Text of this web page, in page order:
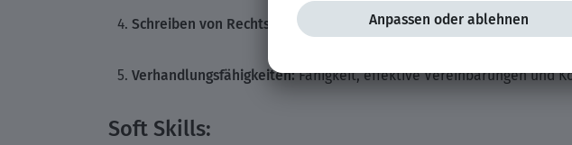
Schreiben von Rechtsdokumenten: Fähigkeit, juristische
Verhandlungsfähigkeiten:Fähigkeit, effektive Vereinbarungen und
Soft Skills: